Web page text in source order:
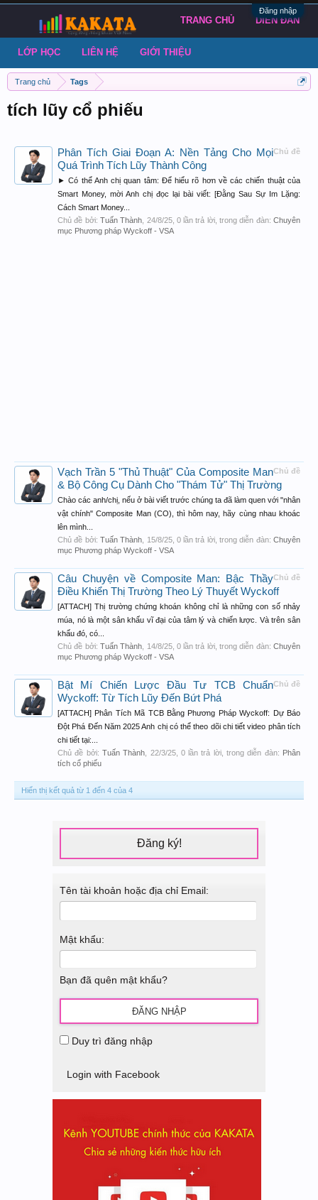
Đăng nhập
Trang chủ Tags
tích lũy cổ phiếu
Chủ đề
Phân Tích Giai Đoạn A: Nền Tảng Cho Mọi
Quá Trình Tích Lũy Thành Công
► Có thể Anh chị quan tâm: Để hiểu rõ hơn về các chiến thuật của
Smart Money, mời Anh chị đọc lại bài viết: [Đằng Sau Sự Im Lặng:
Cách Smart Money...
Chủ đề bởi: Tuấn Thành 24/8/25, 0 lần trả lời, trong diễn đàn:Chuyên
mục Phương pháp Wyckoff - VSA
Chủ đề
Vạch Trần 5 "Thủ Thuật" Của Composite Man
& Bộ Công Cụ Dành Cho "Thám Tử" Thị Trường
Chào các anh/chị, nếu ở bài viết trước chúng ta đã làm quen với "nhân
vật chính" Composite Man (CO), thì hôm nay, hãy cùng nhau khoác
lên mình...
Chủ đề bởi: Tuấn Thành 15/8/25, 0 lần trả lời, trong diễn đàn:Chuyên
mục Phương pháp Wyckoff - VSA
Chủ đề
Câu Chuyện về Composite Man: Bậc Thầy
Điều Khiển Thị Trường Theo Lý Thuyết Wyckoff
[ATTACH] Thị trường chứng khoán không chỉ là những con số nhảy
múa, nó là một sân khấu vĩ đại của tâm lý và chiến lược. Và trên sân
khấu đó, có...
Chủ đề bởi: Tuấn Thành 14/8/25, 0 lần trả lời, trong diễn đàn:Chuyên
mục Phương pháp Wyckoff - VSA
Chủ đề
Bật Mí Chiến Lược Đầu Tư TCB Chuẩn
Wyckoff: Từ Tích Lũy Đến Bứt Phá
[ATTACH] Phân Tích Mã TCB Bằng Phương Pháp Wyckoff: Dự Báo
Đột Phá Đến Năm 2025 Anh chị có thể theo dõi chi tiết video phân tích
chi tiết tại:...
Chủ đề bởi: Tuấn Thành 22/3/25, 0 lần trả lời, trong diễn đàn: Phân
tích cổ phiếu
Hiển thị kết quả từ 1 đến 4 của 4
Đăng ký!
Tên tài khoản hoặc địa chỉ Email:
Mật khẩu:
Bạn đã quên mật khẩu?
Duy trì đăng nhập
Login with Facebook
TRANG CHỦ DIỄN ĐÀN
LỚP HỌC LIÊN HỆ GIỚI THIỆU